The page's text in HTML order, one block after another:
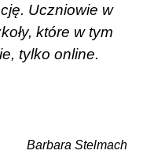
Uczniowie w
które w tym
tylko online.
Barbara Stelmach